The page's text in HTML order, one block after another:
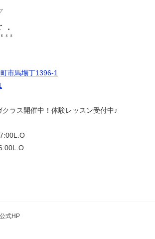
市馬場丁1396-1
クラス開催中！体験レッスン受付中♪
式HP